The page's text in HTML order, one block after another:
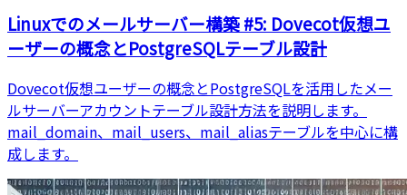
Linuxでのメールサーバー構築 #5: Dovecot仮想ユ
ーザーの概念とPostgreSQLテーブル設計
Dovecot仮想ユーザーの概念とPostgreSQLを活用したメー
ルサーバーアカウントテーブル設計方法を説明します。
mail_domain、mail_users、mail_aliasテーブルを中心に構
成します。